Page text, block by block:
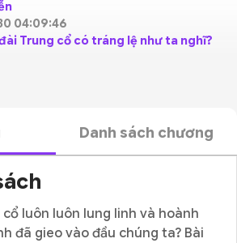
04:09:46
đài Trung cổ có tráng lệ như ta nghĩ?
Danh sách chương
luôn luôn lung linh và hoành
đã gieo vào đầu chúng ta? Bài